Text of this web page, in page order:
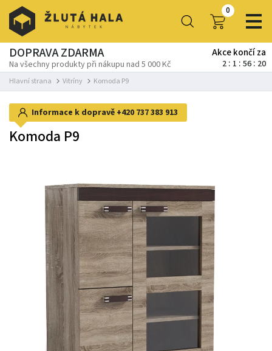
0
DOPRAVA ZDARMA
Na všechny produkty při nákupu nad 5 000 Kč
Akce končí za
2 1 56 19
Hlavní strana Vitríny Komoda P9
Informace k dopravě +420 737 383 913
Komoda P9